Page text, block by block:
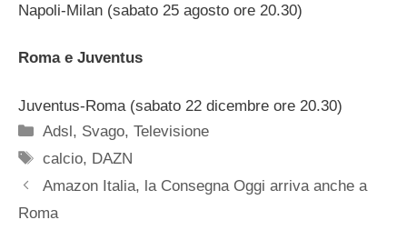
Napoli-Milan (sabato 25 agosto ore 20.30)
Roma e Juventus
Juventus-Roma (sabato 22 dicembre ore 20.30)
Categorie
Adsl, Svago,Televisione
Tag
calcio, DAZN
Amazon Italia, la Consegna Oggi arriva anche a
Roma